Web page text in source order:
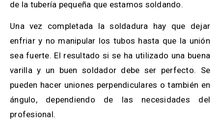
de la tubería pequeña que estamos soldando.
Una vez completada la soldadura hay que dejar
enfriar y no manipular los tubos hasta que la unión
sea fuerte. El resultado si se ha utilizado una buena
varilla y un buen soldador debe ser perfecto. Se
pueden hacer uniones perpendiculares o también en
ángulo, dependiendo de las necesidades del
profesional.